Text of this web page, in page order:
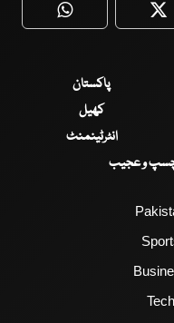
WhatsApp
پاکستان
کھیل
انٹرٹینمنٹ
و عجیب